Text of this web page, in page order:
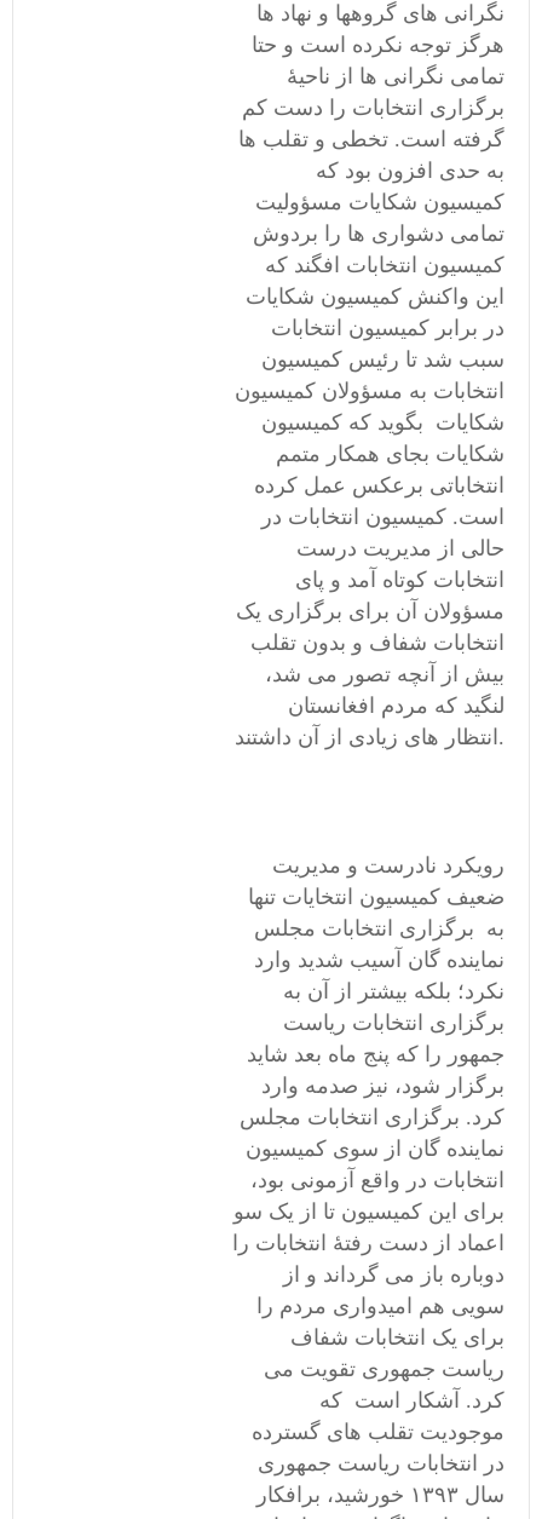
نگرانی های گروهها و نهاد ها
هرگز توجه نکرده است و حتا
تمامی نگرانی ها از ناحیۀ
برگزاری انتخابات را دست کم
گرفته است. تخطی و تقلب ها
به حدی افزون بود که
کمیسیون شکایات مسؤولیت
تمامی دشواری ها را بردوش
کمیسیون انتخابات افگند که
این واکنش کمیسیون شکایات
در برابر کمیسیون انتخابات
سبب شد تا رئیس کمیسیون
انتخابات به مسؤولان کمیسیون
شکایات بگوید که کمیسیون
شکایات بجای همکار متمم
انتخاباتی برعکس عمل کرده
است. کمیسیون انتخابات در
حالی از مدیریت درست
انتخابات کوتاه آمد و پای
مسؤولان آن برای برگزاری یک
انتخابات شفاف و بدون تقلب
بیش از آنچه تصور می شد،
لنگید که مردم افغانستان
انتظار های زیادی از آن داشتند.
رویکرد نادرست و مدیریت
ضعیف کمیسیون انتخایات تنها
به برگزاری انتخابات مجلس
نماینده گان آسیب شدید وارد
نکرد؛ بلکه بیشتر از آن به
برگزاری انتخابات ریاست
جمهور را که پنج ماه بعد شاید
برگزار شود، نیز صدمه وارد
کرد. برگزاری انتخابات مجلس
نماینده گان از سوی کمیسیون
انتخابات در واقع آزمونی بود،
برای این کمیسیون تا از یک سو
اعماد از دست رفتۀ انتخابات را
دوباره باز می گرداند و از
سویی هم امیدواری مردم را
برای یک انتخابات شفاف
ریاست جمهوری تقویت می
کرد. آشکار است که
موجودیت تقلب های گسترده
در انتخابات ریاست جمهوری
سال ۱۳۹۳ خورشید، برافکار